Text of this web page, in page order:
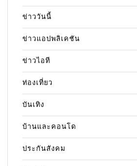
ข่าววันนี้
ข่าวแอปพลิเคชัน
ข่าวไอที
ท่องเที่ยว
บันเทิง
บ้านและคอนโด
ประกันสังคม